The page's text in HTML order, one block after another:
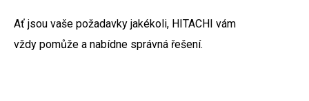
Ať jsou vaše požadavky jakékoli, HITACHI vám
vždy pomůže a nabídne správná řešení.